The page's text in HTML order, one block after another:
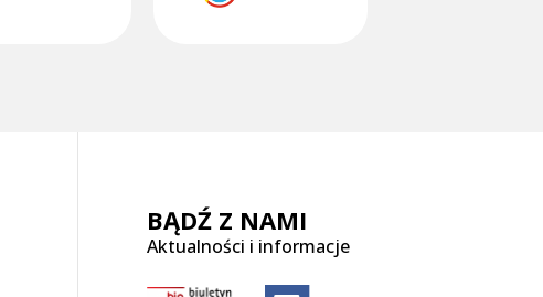
BĄDŹ Z NAMI
Aktualności i informacje